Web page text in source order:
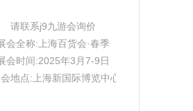
请联系j9九游会询价
会全称:上海百货会·春季
会时间:2025年3月7-9日
地点:上海新国际博览中心w1-w5